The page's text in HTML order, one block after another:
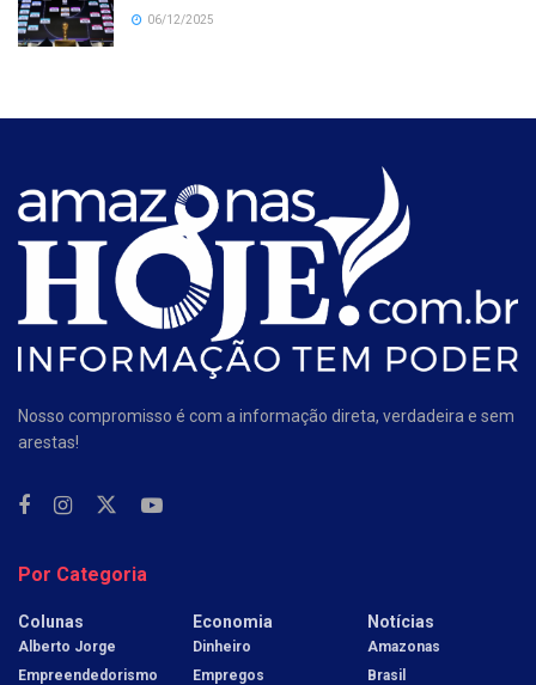
06/12/2025
Nosso compromisso é com a informação direta, verdadeira e sem
arestas!
Por Categoria
Colunas
Alberto Jorge
Empreendedorismo
Economia
Dinheiro
Empregos
Notícias
Amazonas
Brasil